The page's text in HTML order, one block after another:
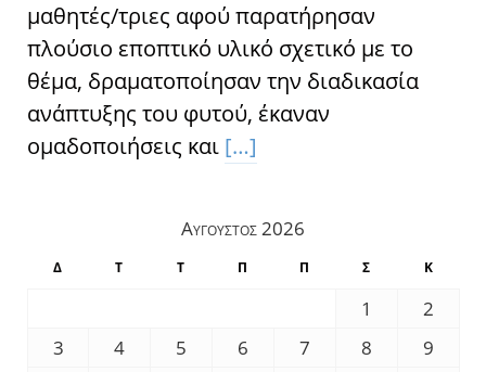
μαθητές/τριες αφού παρατήρησαν
πλούσιο εποπτικό υλικό σχετικό με το
θέμα, δραματοποίησαν την διαδικασία
ανάπτυξης του φυτού, έκαναν
ομαδοποιήσεις και […]
Αύγουστος 2026
Δ Τ Τ Π Π Σ Κ
1
2
3
4 5 6 7 8
9